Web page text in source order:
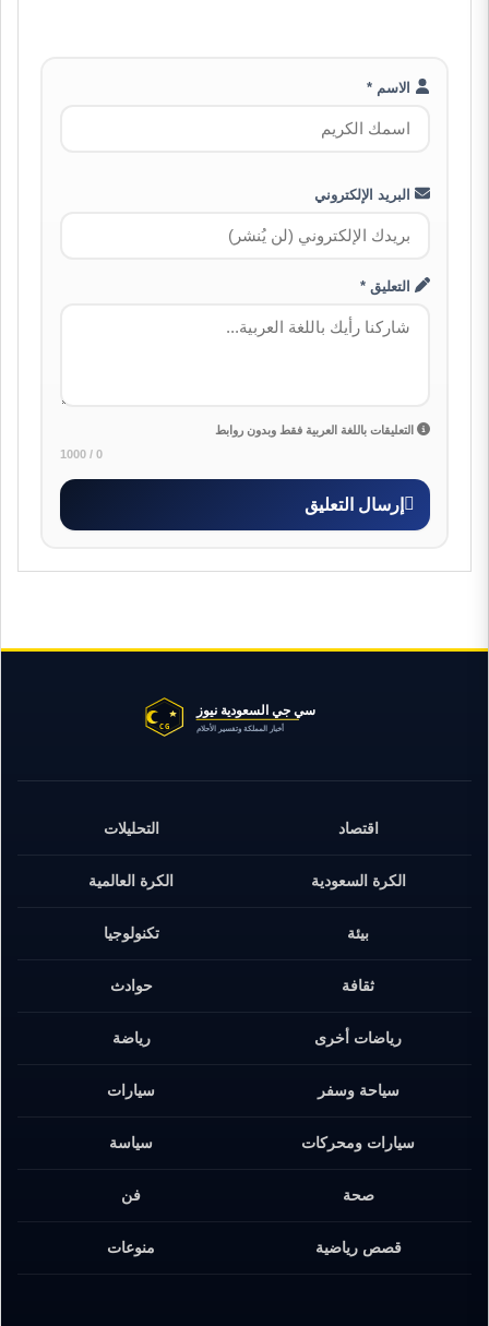
الاسم *
البريد الإلكتروني
التعليق *
التعليقات باللغة العربية فقط وبدون روابط
0 / 1000
إرسال التعليق
اقتصاد التحليلات
الكرة السعودية الكرة العالمية
بيئة تكنولوجيا
ثقافة حوادث
رياضات أخرى رياضة
سياحة وسفر سيارات
سيارات ومحركات سياسة
صحة فن
قصص رياضية منوعات